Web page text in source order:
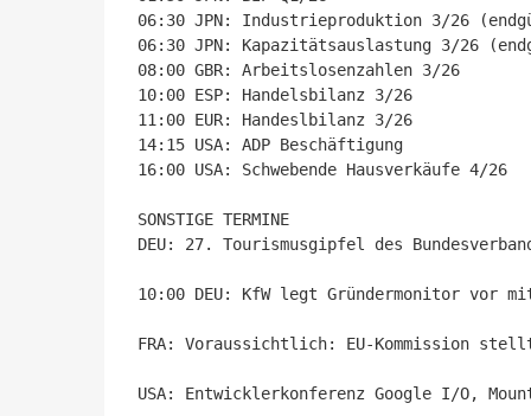
06:30 JPN: Industrieproduktion 3/26
06:30 JPN: Kapazitätsauslastung 3/26
08:00 GBR: Arbeitslosenzahlen 3/26
10:00 ESP: Handelsbilanz 3/26
11:00 EUR: Handeslbilanz 3/26
14:15 USA: ADP Beschäftigung
16:00 USA: Schwebende Hausverkäufe 4/26
SONSTIGE TERMINE
DEU: 27. Tourismusgipfel des
10:00 DEU: KfW legt Gründermonitor vor
FRA: Voraussichtlich: EU-Kommission
USA: Entwicklerkonferenz Google I/O,